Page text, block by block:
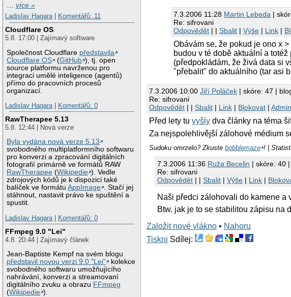
…více »
Ladislav Hagara| Komentářů: 11
Cloudflare OS
5.8. 17:00 | Zajímavý software
Společnost Cloudflare představila
Cloudflare OS
(GitHub ), tj. open
source platformu navrženou pro
integraci umělé inteligence (agentů)
přímo do pracovních procesů
organizací.
Ladislav Hagara| Komentářů: 0
RawTherapee 5.13
5.8. 12:44 | Nová verze
Byla vydána nová verze 5.13
svobodného multiplatformního softwaru
pro konverzi a zpracování digitálních
fotografií primárně ve formátů RAW
RawTherapee (Wikipedie ). Vedle
zdrojových kódů je k dispozici také
balíček ve formátuAppImage . Stačí jej
stáhnout, nastavit právo ke spuštění a
spustit.
Ladislav Hagara| Komentářů: 0
FFmpeg 9.0 "Lei"
4.8. 20:44 | Zajímavý článek
Jean-Baptiste Kempf na svém blogu
představil novou verzi 9.0 "Lei"
kolekce
svobodného softwaru umožňujícího
nahrávání, konverzi a streamovaní
digitálního zvuku a obrazu FFmpeg
(Wikipedie ).
7.3.2006 11:28 Martin Lebeda |
Re: sifrovani
Odpovědět | |Sbalit |Výše | Link |
Obávám se, že pokud je ono x
budou v té době aktuální a
(předpokládám, že živá data si
"přebalit" do aktuálního (tar asi
7.3.2006 10:00Jiří Poláček | skóre: 47 |
Re: sifrovani
Odpovědět | |Sbalit | Link | Blokovat |Admin
Před lety tuvyšly dva články na téma
Za nejspolehlivější zálohové médium
Sudoku omrzelo? Zkustebobblemaze ! |
7.3.2006 11:36 Ruža Becelin | skóre: 40
Re: sifrovani
Odpovědět | |Sbalit |Výše | Link |
Naši předci zálohovali do kamene a
Btw. jak je to se stabilitou zápisu na
Založit nové vlákno • Nahoru
Tiskni Sdílej: